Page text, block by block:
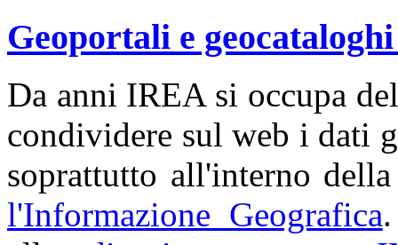
Geoportali e
Da anni IREA si occupa
condividere sul web i dati
soprattutto all'interno
l'Informazione Geografica